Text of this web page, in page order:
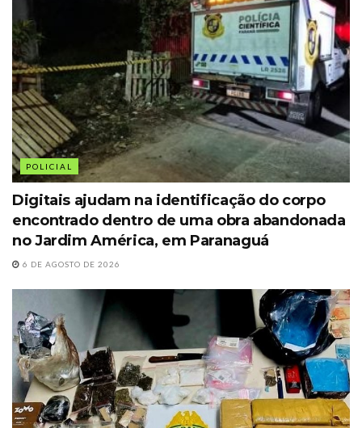
POLICIAL
Digitais ajudam na identificação do corpo
encontrado dentro de uma obra abandonada
no Jardim América, em Paranaguá
6 DE AGOSTO DE 2026